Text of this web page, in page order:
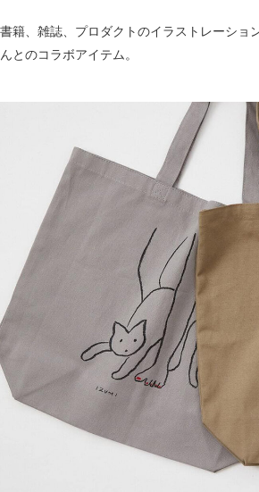
籍、雑誌、プロダクトのイラストレーシ
とのコラボアイテム。